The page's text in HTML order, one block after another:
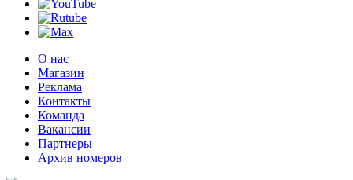
О нас
Магазин
Реклама
Контакты
Команда
Вакансии
Партнеры
Архив номеров